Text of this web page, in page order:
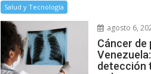
Salud y Tecnología
agosto 6,
Cáncer de
detección